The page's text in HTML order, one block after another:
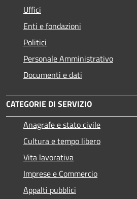
Uffici
Enti e fondazioni
Politici
Personale Amministrativo
Documenti e dati
CATEGORIE DI SERVIZIO
Anagrafe e stato civile
Cultura e tempo libero
Vita lavorativa
Imprese e Commercio
Appalti pubblici